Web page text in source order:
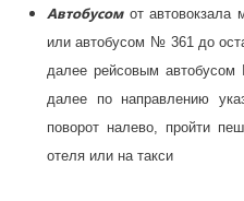
Автобусом от
или автобусом № 361 до
далее рейсовым
далее по направлению
поворот налево, пройти
отеля или на такси